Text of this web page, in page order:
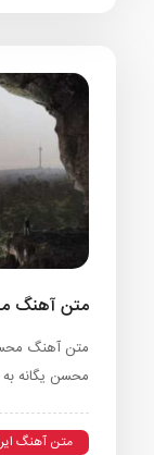
متن آهنگ
متن آهنگ
محسن یگانه
متن آهنگ